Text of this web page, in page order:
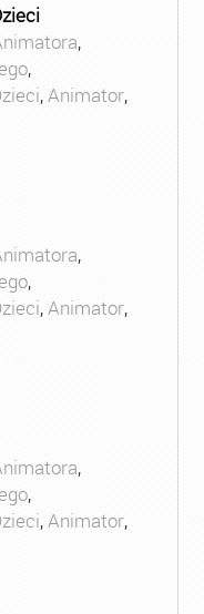
,
,
,Animator,
,
,
,Animator,
,
,
,Animator,